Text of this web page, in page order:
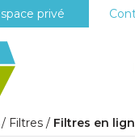
privé
/ Filtres / Filtres en